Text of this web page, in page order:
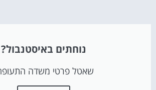
נוחתים באיסטנבול?
שאטל פרטי משדה